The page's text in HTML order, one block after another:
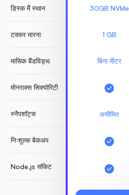
डिस्क मैं स्थान
टक्कर मारना
मासिक बैंडविड्थ
मोनराक्स सिक्योरिटी
स्नैपशॉट्स
निःशुल्क बैकअप
Node.js सॉकेट
30GB NVMe
1 GB
बिना मीटर
असीमित